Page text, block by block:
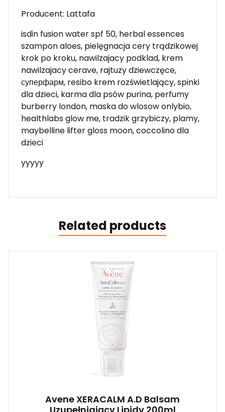
Producent: Lattafa
isdin fusion water spf 50, herbal essences
szampon aloes, pielęgnacja cery trądzikowej
krok po kroku, nawilzajacy podklad, krem
nawilzajacy cerave, rajtuzy dziewczęce,
суперфарм, resibo krem rozświetlający, spinki
dla dzieci, karma dla psów purina, perfumy
burberry london, maska do wlosow onlybio,
healthlabs glow me, tradzik grzybiczy, plamy,
maybelline lifter gloss moon, coccolino dla
dzieci
yyyyy
Related products
Avene XERACALM A.D Balsam